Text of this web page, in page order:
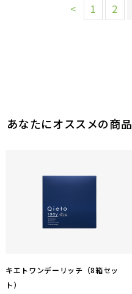
< 1 2
あなたにオススメの商品
キエトワンデーリッチ（8箱セッ
ト）